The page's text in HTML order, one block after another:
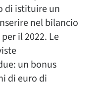
di istituire un
nel bilancio
il 2022. Le
un bonus
di euro di